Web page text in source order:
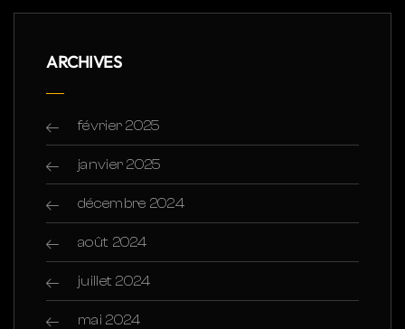
ARCHIVES
février 2025
janvier 2025
décembre 2024
août 2024
juillet 2024
mai 2024